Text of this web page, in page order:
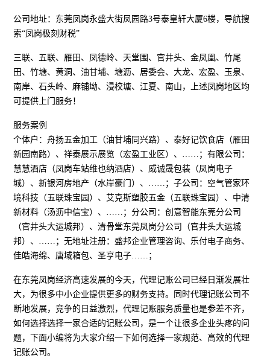
公司地址：东莞凤岗永盛大街凤园路3号泰皇轩大厦6楼，导航搜
索“凤岗极刻财税”
三联、五联、雁田、凤德岭、天堂围、官井头、金凤凰、竹尾
田、竹塘、黄洞、油甘埔、塘沥、居委会、大龙、宏盈、玉泉、
南岸、石头岭、麻铺坳、浸校塘、江夏、南山，上述凤岗地区均
可提供上门服务！
服务案例
个体户：舟扬五金加工（油甘埔同兴路）、泰好记饮食店（雁田
新园南路）、祥泰展示展览（宏盈工业区）、……；有限公司：
慧慧酒店（凤岗车站维也纳酒店）、威诚晟包装（凤岗电子
城）、新银河房地产（水岸豪门）、……；子公司：空气管家环
境科技（五联珠宝园）、艾克斯塑胶五金（五联珠宝园）、中清
新材料（汤沥中信宝）、……；分公司：创意智能东莞分公司
（官井头大运城邦）、清骨堂东莞凤岗分公司（官井头大运城
邦）、……；无地址注册：盛邦企业管理咨询、乐付电子商务、
佳皓海绵、唐域箱包、圣亨电子……；
在东莞凤岗经济高速发展的今天，代理记账公司已经日渐发展壮
大，为很多中小企业提供更多的财务支持。同时代理记账公司不
断地发展，竞争的日益激烈，代理记账服务质量也是参差不齐，
如何选择选择一家合适的记账公司，是一个让很多企业头疼的问
题，下面小编将为大家介绍一下如何选择一家规范、高效的代理
记账公司。